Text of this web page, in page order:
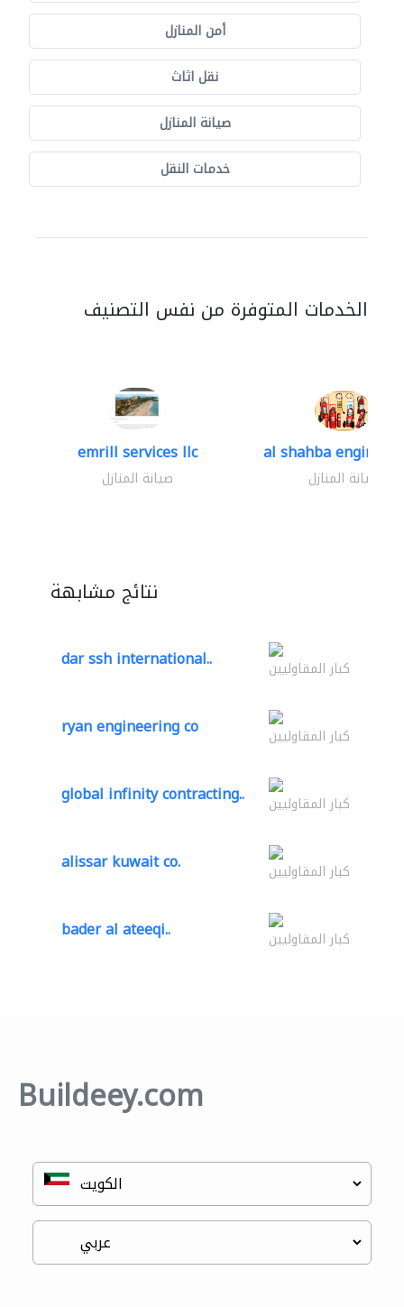
أمن المنازل
نقل اثاث
صيانة المنازل
خدمات النقل
الخدمات المتوفرة من نفس التصنيف
emrill services llc
صيانة المنازل
al shahba
صيانة المنازل
نتائج مشابهة
dar ssh international.. كبار المقاوليين
ryan engineering co كبار المقاوليين
global infinity contracting.. كبار المقاوليين
alissar kuwait co. كبار المقاوليين
bader al ateeqi.. كبار المقاوليين
Buildeey.com